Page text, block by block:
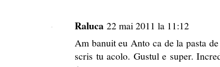
Raluca 22 mai 2011 la 11:12
Am banuit eu Anto ca de la pasta
scris tu acolo. Gustul e super.